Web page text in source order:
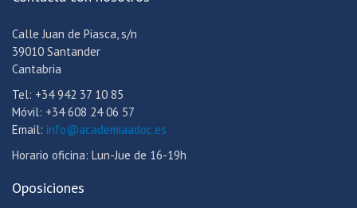
Calle Juan de Piasca, s/n
39010 Santander
Cantabria
Tel: +34 942 37 10 85
Móvil: +34 608 24 06 57
Email: info@academiaadoc.es
Horario oficina: Lun-Jue de 16-19h
Oposiciones